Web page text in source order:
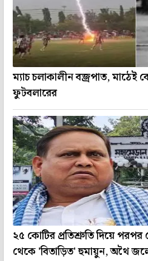
ম্যাচ চলাকালীন বজ্রপাত, মাঠেই
ফুটবলারের
২৫ কোটির প্রতিশ্রুতি দিয়ে পরপর
থেকে 'বিতাড়িত' হুমায়ুন, অথৈ